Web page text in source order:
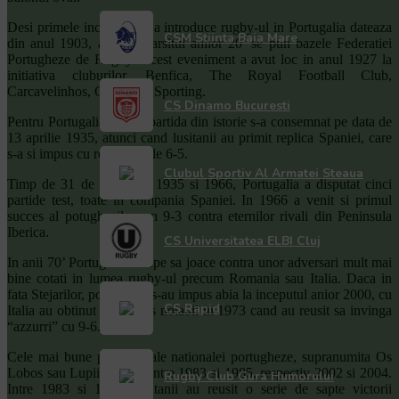
CSM Stiinta Baia Mare
CS Dinamo Bucuresti
Clubul Sportiv Al Armatei Steaua
CS Universitatea ELBI Cluj
CS Rapid
Rugby Club Gura Humorului
Desi primele incercari de a introduce rugby-ul in Portugalia dateaza
din anul 1903, abia la sfarsitul anilor 20’ se pun bazele Federatiei
Portugheze de Rugby. Acest eveniment a avut loc in anul 1927 la
initiativa cluburilor, Benfica, The Royal Football Club,
Carcavelinhos, Ginasio si Sporting.
Pentru Portugalia, prima partida din istorie s-a consemnat pe data de
13 aprilie 1935, atunci cand lusitanii au primit replica Spaniei, care
s-a si impus cu rezultatul de 6-5.
Timp de 31 de ani, intre 1935 si 1966, Portugalia a disputat cinci
partide test, toate in compania Spaniei. In 1966 a venit si primul
succes al potughezilor, un 9-3 contra eternilor rivali din Peninsula
Iberica.
In anii 70’ Portugalia incepe sa joace contra unor adversari mult mai
bine cotati in lumea rugby-ul precum Romania sau Italia. Daca in
fata Stejarilor, portughezi s-au impus abia la inceputul anior 2000, cu
Italia au obtinut un succes notabil in 1973 cand au reusit sa invinga
“azzurri” cu 9-6.
Cele mai bune perioade ale nationalei portugheze, supranumita Os
Lobos sau Lupii, au fost intre 1983 si 1985, respectiv 2002 si 2004.
Intre 1983 si 1985, lusitanii au reusit o serie de sapte victorii